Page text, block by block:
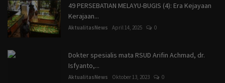
49 PERSEBATIAN MELAYU-BUGIS (4): Era Kejayaan
Kerajaan...
AktualitasNews April 14, 2025 0
Dokter spesialis mata RSUD Arifin Achmad, dr.
Isfyanto,...
AktualitasNews Oktober 13, 2023 0